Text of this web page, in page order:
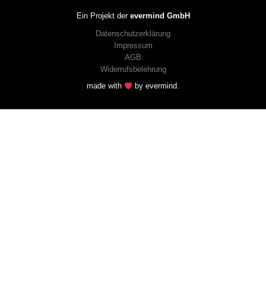
Ein Projekt der evermind GmbH
Datenschutzerklärung
Impressum
AGB
Widerrufsbelehrung
made with
byevermind.